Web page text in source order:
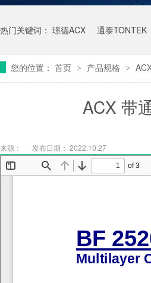
热门关键词： 璟德ACX 通泰TONTEK
您的位置： 首页 > 产品规格 >
ACX 带
来源： 发布日期： 2022.10.27